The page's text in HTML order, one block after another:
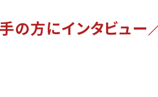
の方にインタビュー